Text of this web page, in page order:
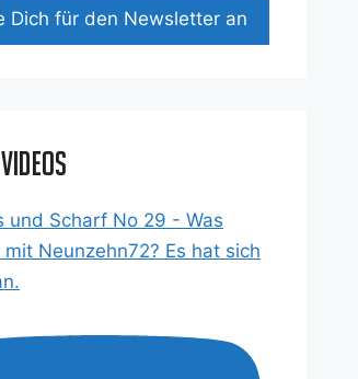
Dich für den News­let­ter an
und Scharf No 29 - Was
Neunzehn72? Es hat sich